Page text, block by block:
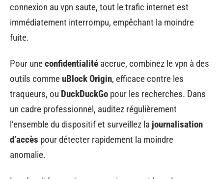
connexion au vpn saute, tout le trafic internet est
immédiatement interrompu, empêchant la moindre
fuite.
Pour uneconfidentialité accrue, combinez le vpn à des
outils comme uBlock Origin, efficace contre les
traqueurs, ou DuckDuckGo pour les recherches. Dans
un cadre professionnel, auditez régulièrement
l’ensemble du dispositif et surveillez la journalisation
d’accès pour détecter rapidement la moindre
anomalie.